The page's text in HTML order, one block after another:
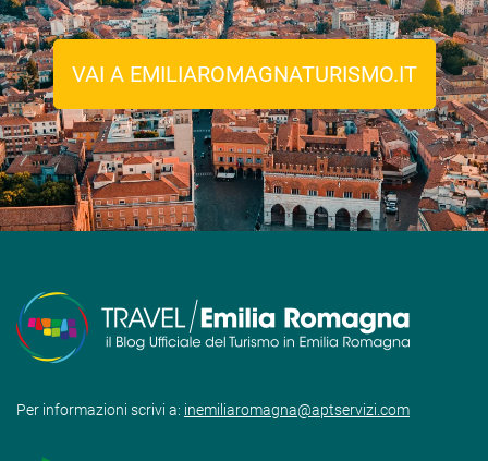
VAI A EMILIAROMAGNATURISMO.IT
Per informazioni scrivi a: inemiliaromagna@aptservizi.com